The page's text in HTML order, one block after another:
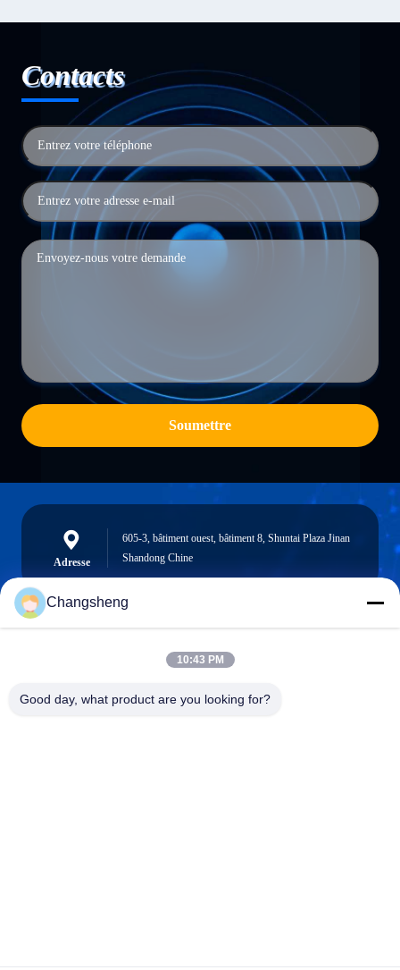
Contacts
Soumettre
Adresse
605-3, bâtiment ouest, bâtiment 8, Shuntai Plaza Jinan
Shandong Chine
roger@decorationsculpture.com
Changsheng
10:43 PM
Good day, what product are you looking for?